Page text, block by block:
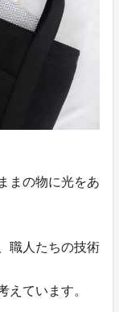
まの物に光をあ
職人たちの技術
えています。